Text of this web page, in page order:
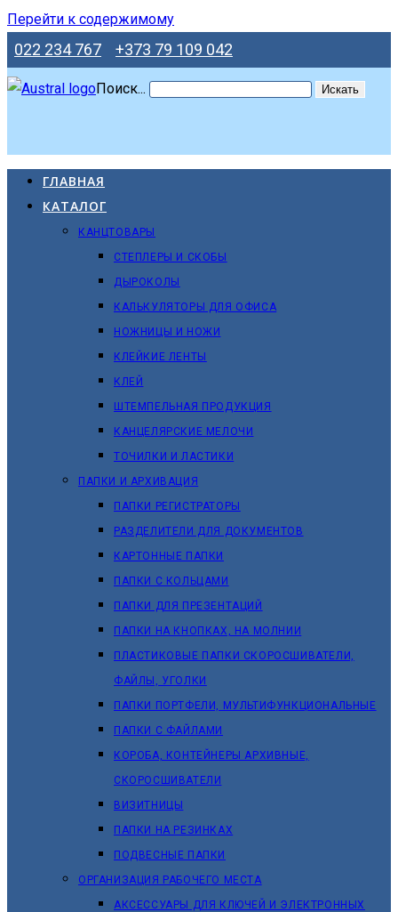
Перейти к содержимому
022 234 767 +373 79 109 042
Поиск... Искать
ГЛАВНАЯ
КАТАЛОГ
КАНЦТОВАРЫ
СТЕПЛЕРЫ И СКОБЫ
ДЫРОКОЛЫ
КАЛЬКУЛЯТОРЫ ДЛЯ ОФИСА
НОЖНИЦЫ И НОЖИ
КЛЕЙКИЕ ЛЕНТЫ
КЛЕЙ
ШТЕМПЕЛЬНАЯ ПРОДУКЦИЯ
КАНЦЕЛЯРСКИЕ МЕЛОЧИ
ТОЧИЛКИ И ЛАСТИКИ
ПАПКИ И АРХИВАЦИЯ
ПАПКИ РЕГИСТРАТОРЫ
РАЗДЕЛИТЕЛИ ДЛЯ ДОКУМЕНТОВ
КАРТОННЫЕ ПАПКИ
ПАПКИ С КОЛЬЦАМИ
ПАПКИ ДЛЯ ПРЕЗЕНТАЦИЙ
ПАПКИ НА КНОПКАХ, НА МОЛНИИ
ПЛАСТИКОВЫЕ ПАПКИ СКОРОСШИВАТЕЛИ,
ФАЙЛЫ, УГОЛКИ
ПАПКИ ПОРТФЕЛИ, МУЛЬТИФУНКЦИОНАЛЬНЫЕ
ПАПКИ С ФАЙЛАМИ
КОРОБА, КОНТЕЙНЕРЫ АРХИВНЫЕ,
СКОРОСШИВАТЕЛИ
ВИЗИТНИЦЫ
ПАПКИ НА РЕЗИНКАХ
ПОДВЕСНЫЕ ПАПКИ
ОРГАНИЗАЦИЯ РАБОЧЕГО МЕСТА
АКСЕССУАРЫ ДЛЯ КЛЮЧЕЙ И ЭЛЕКТРОННЫХ